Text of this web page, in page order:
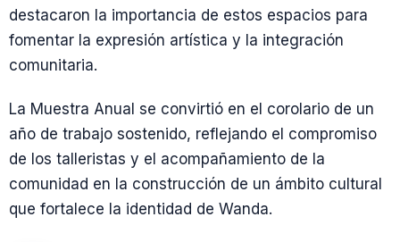
destacaron la importancia de estos espacios para
fomentar la expresión artística y la integración
comunitaria.
La Muestra Anual se convirtió en el corolario de un
año de trabajo sostenido, reflejando el compromiso
de los talleristas y el acompañamiento de la
comunidad en la construcción de un ámbito cultural
que fortalece la identidad de Wanda.